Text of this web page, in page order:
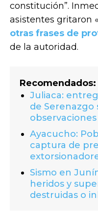
constitución”.
asistentes gritaron
otras frases de
de la autoridad.
Recomendados:
Juliaca:
de Serenazgo
Ayacucho:
captura de
Sismo en
heridos y
destruidas o